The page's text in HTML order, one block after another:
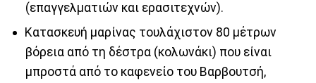
(επαγγελματιών και ερασιτεχνών).
Κατασκευή μαρίνας τουλάχιστον 80 μέτρων
βόρεια από τη δέστρα (κολωνάκι) που είναι
μπροστά από το καφενείο του Βαρβουτσή,